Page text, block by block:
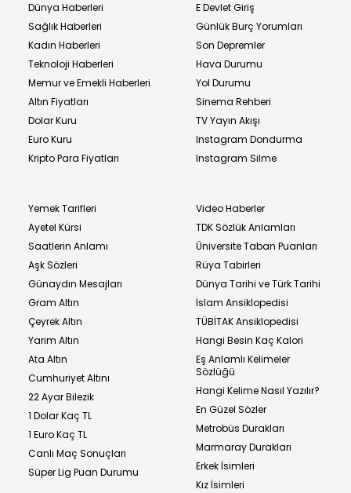
Dünya Haberleri
Sağlık Haberleri
Kadın Haberleri
Teknoloji Haberleri
Memur ve Emekli Haberleri
Altın Fiyatları
Dolar Kuru
Euro Kuru
Kripto Para Fiyatları
E Devlet Giriş
Günlük Burç Yorumları
Son Depremler
Hava Durumu
Yol Durumu
Sinema Rehberi
TV Yayın Akışı
Instagram Dondurma
Instagram Silme
Yemek Tarifleri
Ayetel Kürsi
Saatlerin Anlamı
Aşk Sözleri
Günaydın Mesajları
Gram Altın
Çeyrek Altın
Yarım Altın
Ata Altın
Cumhuriyet Altını
22 Ayar Bilezik
1 Dolar Kaç TL
1 Euro Kaç TL
Canlı Maç Sonuçları
Süper Lig Puan Durumu
Video Haberler
TDK Sözlük Anlamları
Üniversite Taban Puanları
Rüya Tabirleri
Dünya Tarihi ve Türk Tarihi
İslam Ansiklopedisi
TÜBİTAK Ansiklopedisi
Hangi Besin Kaç Kalori
Eş Anlamlı Kelimeler
Sözlüğü
Hangi Kelime Nasıl Yazılır?
En Güzel Sözler
Metrobüs Durakları
Marmaray Durakları
Erkek İsimleri
Kız İsimleri